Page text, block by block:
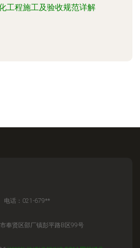
工程施工及验收规范详解
电话：021-679**
奉贤区邵厂镇彭平路B区99号